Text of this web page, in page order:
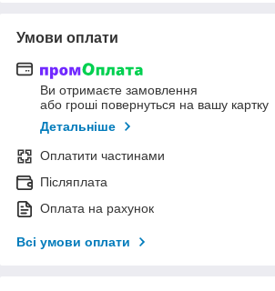
Умови оплати
Ви отримаєте замовлення
або гроші повернуться на вашу картку
Детальніше
Оплатити частинами
Післяплата
Оплата на рахунок
Всі умови оплати